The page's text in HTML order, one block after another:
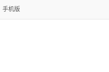
手机版